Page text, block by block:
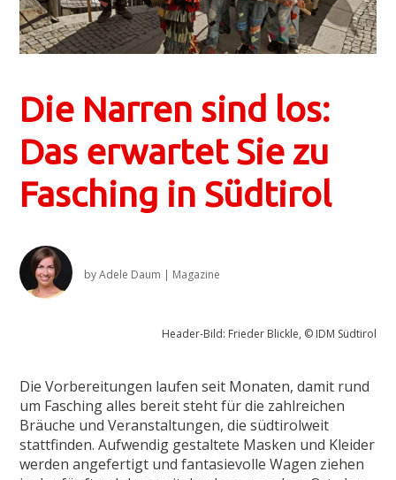
Die Narren sind los:
Das erwartet Sie zu
Fasching in Südtirol
byAdele Daum | Magazine
Header-Bild: Frieder Blickle, © IDM Südtirol
Die Vorbereitungen laufen seit Monaten, damit rund
um Fasching alles bereit steht für die zahlreichen
Bräuche und Veranstaltungen, die südtirolweit
stattfinden. Aufwendig gestaltete Masken und Kleider
werden angefertigt und fantasievolle Wagen ziehen